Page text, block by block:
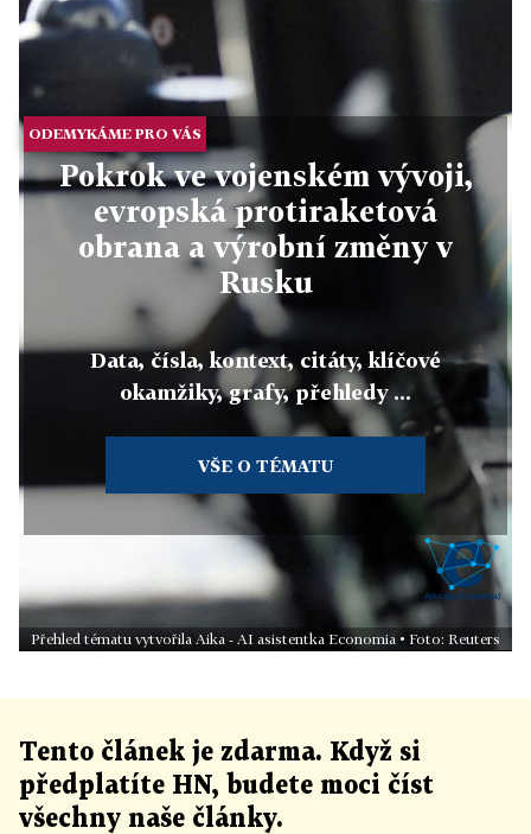
ODEMYKÁME PRO VÁS
Pokrok ve vojenském vývoji,
evropská protiraketová
obrana a výrobní změny v
Rusku
Data, čísla, kontext, citáty, klíčové
okamžiky, grafy, přehledy ...
VŠE O TÉMATU
Přehled tématu vytvořila Aika - AI asistentka Economia • Foto: Reuters
Tento článek je zdarma. Když si
předplatíte HN, budete moci číst
všechny naše články.